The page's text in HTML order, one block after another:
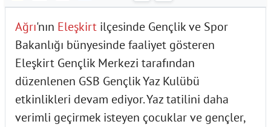
Ağrı'nın Eleşkirt ilçesinde Gençlik ve Spor
Bakanlığı bünyesinde faaliyet gösteren
Eleşkirt Gençlik Merkezi tarafından
düzenlenen GSB Gençlik Yaz Kulübü
etkinlikleri devam ediyor. Yaz tatilini daha
verimli geçirmek isteyen çocuklar ve gençler,